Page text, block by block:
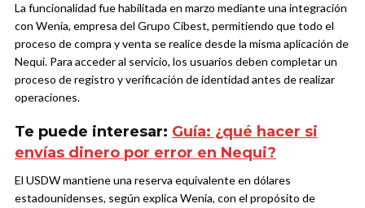
La funcionalidad fue habilitada en marzo mediante una integración
con Wenia, empresa del Grupo Cibest, permitiendo que todo el
proceso de compra y venta se realice desde la misma aplicación de
Nequi. Para acceder al servicio, los usuarios deben completar un
proceso de registro y verificación de identidad antes de realizar
operaciones.
Te puede interesar: Guía: ¿qué hacer si
envías dinero por error en Nequi?
El USDW mantiene una reserva equivalente en dólares
estadounidenses, según explica Wenia, con el propósito de